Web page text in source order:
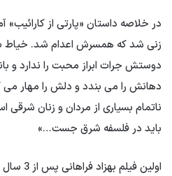
در خلاصه داستان «پارتی از
زنی شد که همسرش اعدام شد. خیاط
دوستش جرات ابراز محبت را ندارد و
دهانش را می بندد و دلش را مهار
ناتمام بسیاری از مردان و زنان
باید در فلسفه شرق جست…»
اولین